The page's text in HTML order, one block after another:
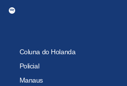
Coluna do Holanda
Policial
Manaus